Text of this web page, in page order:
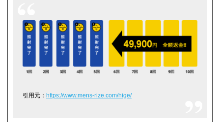
引用元： https://www.mens-rize.com/hige/